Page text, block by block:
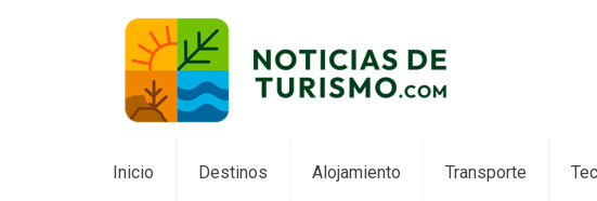
Inicio Destinos Alojamiento Transporte